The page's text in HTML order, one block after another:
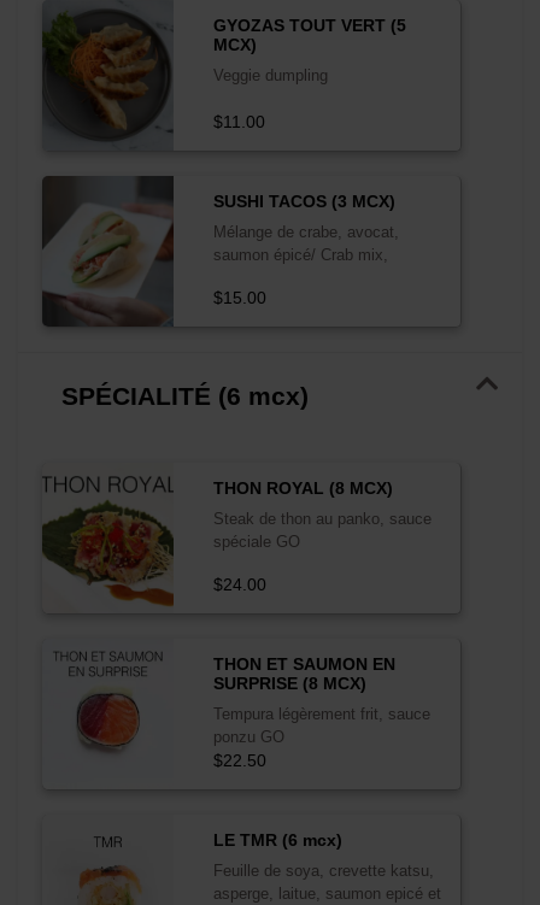
GYOZAS TOUT VERT (5
MCX)
Veggie dumpling
$11.00
SUSHI TACOS (3 MCX)
Mélange de crabe, avocat,
saumon épicé/ Crab mix,
$15.00
SPÉCIALITÉ (6 mcx)
THON ROYAL (8 MCX)
Steak de thon au panko, sauce
spéciale GO
$24.00
THON ET SAUMON EN
SURPRISE (8 MCX)
Tempura légèrement frit, sauce
ponzu GO
$22.50
LE TMR (6 mcx)
Feuille de soya, crevette katsu,
asperge, laitue, saumon epicé et